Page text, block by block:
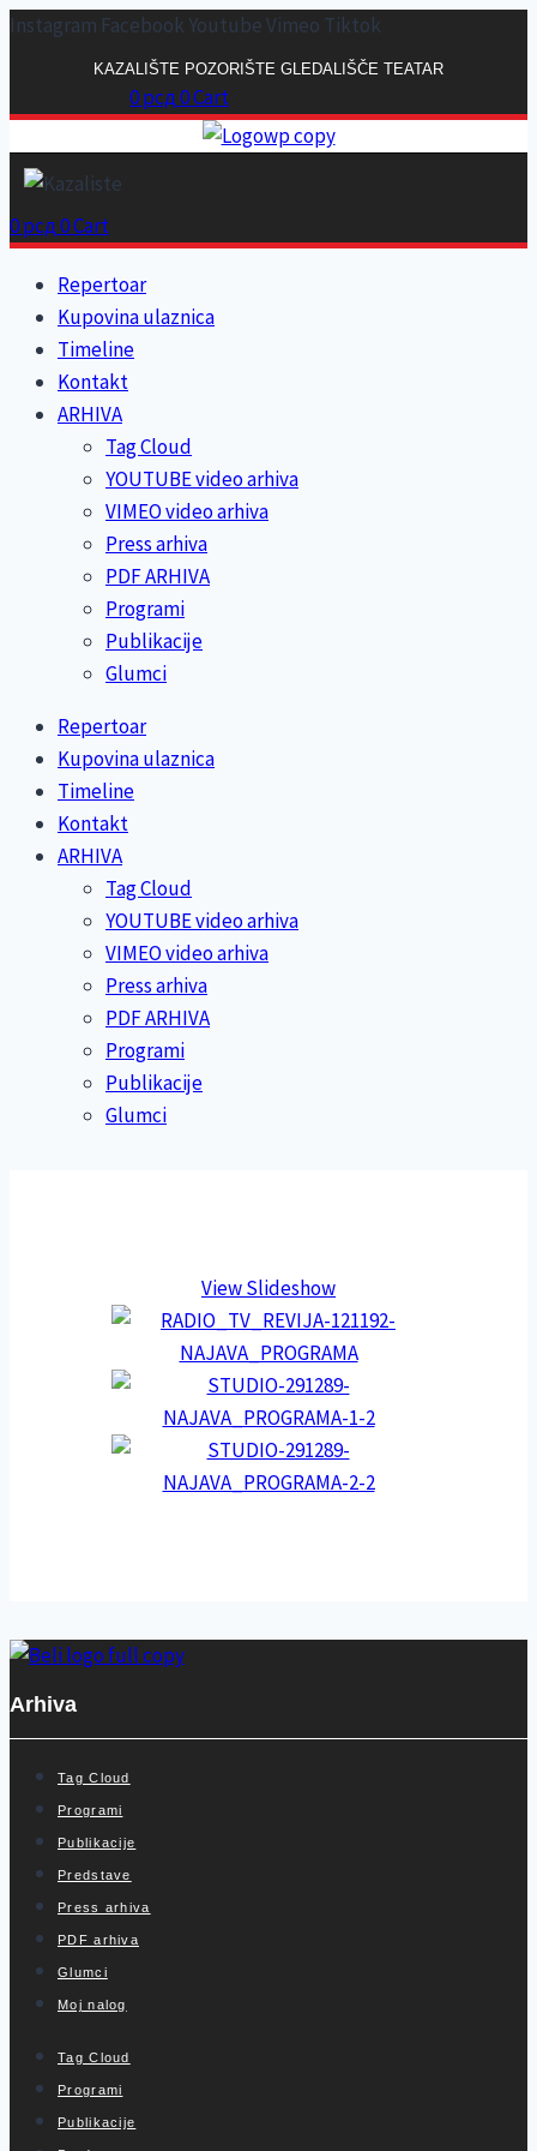
Skip
Instagram Facebook YoutubeVimeo Tiktok
KAZALIŠTE POZORIŠTE GLEDALIŠČE TEATAR
0рсд0Cart
0рсд0Cart
Repertoar
Kupovina ulaznica
Timeline
Kontakt
ARHIVA
Tag Cloud
YOUTUBE video arhiva
VIMEO video arhiva
Press arhiva
PDF ARHIVA
Programi
Publikacije
Glumci
Repertoar
Kupovina ulaznica
Timeline
Kontakt
ARHIVA
Tag Cloud
YOUTUBE video arhiva
VIMEO video arhiva
Press arhiva
PDF ARHIVA
Programi
Publikacije
Glumci
View Slideshow
Arhiva
Tag Cloud
Programi
Publikacije
Predstave
Press arhiva
PDF arhiva
Glumci
Moj nalog
Tag Cloud
Programi
Publikacije